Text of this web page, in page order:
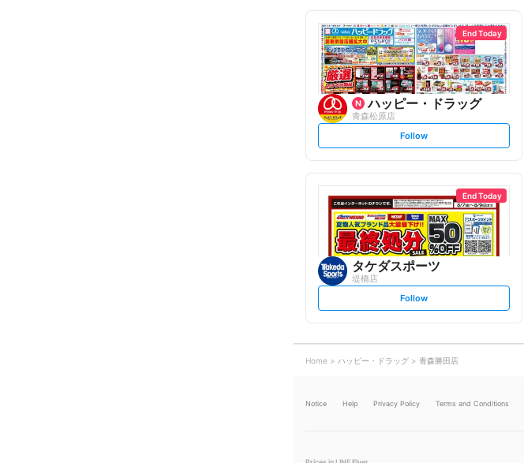
l
o
w
End Today
ハッピー・ドラッグ
青森松原店
s
t
o
w
Follow
End Today
タケダスポーツ
堤橋店
s
t
o
w
Follow
Home ハッピー・ドラッグ 青森勝田店
Notice Help Privacy Policy Terms and Conditions